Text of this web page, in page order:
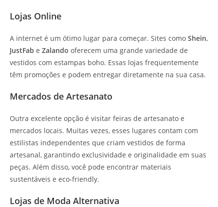
Lojas Online
A internet é um ótimo lugar para começar. Sites como Shein,
JustFab e Zalando oferecem uma grande variedade de
vestidos com estampas boho. Essas lojas frequentemente
têm promoções e podem entregar diretamente na sua casa.
Mercados de Artesanato
Outra excelente opção é visitar feiras de artesanato e
mercados locais. Muitas vezes, esses lugares contam com
estilistas independentes que criam vestidos de forma
artesanal, garantindo exclusividade e originalidade em suas
peças. Além disso, você pode encontrar materiais
sustentáveis e eco-friendly.
Lojas de Moda Alternativa